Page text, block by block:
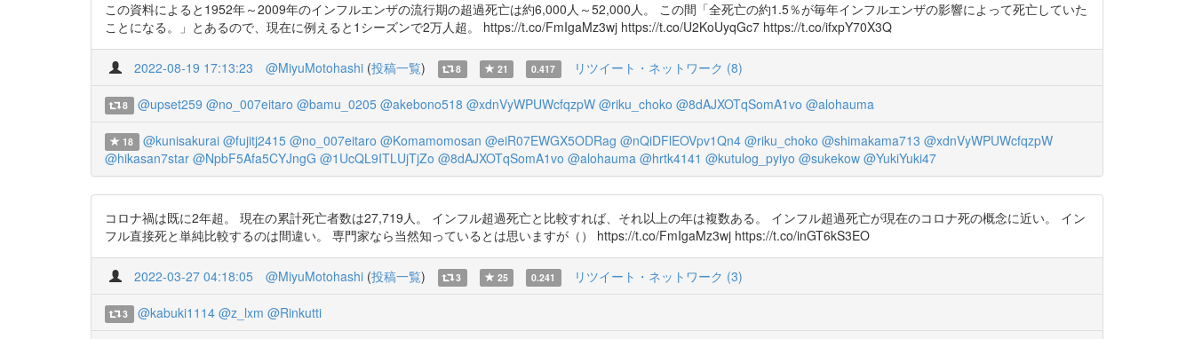
この資料によると1952年～2009年のインフルエンザの流行期の超過死亡は約6,000人～52,000人。 この間「全死亡の約1.5％が毎年インフルエンザの影響によって死亡していた
ことになる。」とあるので、現在に例えると1シーズンで2万人超。 https://t.co/FmIgaMz3wj https://t.co/U2KoUyqGc7 https://t.co/ifxpY70X3Q
2022-08-19 17:13:23 @MiyuMotohashi (投稿一覧) 8 21 0.417 リツイート・ネットワーク (8)
8 @upset259 @no_007eitaro @bamu_0205 @akebono518 @xdnVyWPUWcfqzpW @riku_choko @8dAJXOTqSomA1vo @alohauma
18 @kunisakurai @fujitj2415 @no_007eitaro @Komamomosan @eiR07EWGX5ODRag @nQiDFlEOVpv1Qn4 @riku_choko @shimakama713 @xdnVyWPUWcfqzpW
@hikasan7star @NpbF5Afa5CYJngG @1UcQL9ITLUjTjZo @8dAJXOTqSomA1vo @alohauma @hrtk4141 @kutulog_pyiyo @sukekow @YukiYuki47
コロナ禍は既に2年超。 現在の累計死亡者数は27,719人。 インフル超過死亡と比較すれば、それ以上の年は複数ある。 インフル超過死亡が現在のコロナ死の概念に近い。 イン
フル直接死と単純比較するのは間違い。 専門家なら当然知っているとは思いますが（） https://t.co/FmIgaMz3wj https://t.co/inGT6kS3EO
2022-03-27 04:18:05 @MiyuMotohashi (投稿一覧) 3 25 0.241 リツイート・ネットワーク (3)
3 @kabuki1114 @z_lxm @Rinkutti